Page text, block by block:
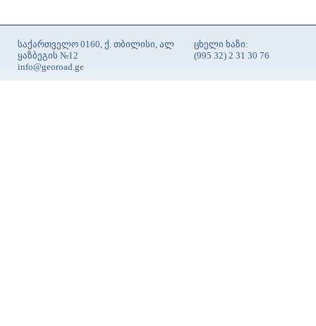
საქართველო 0160, ქ. თბილისი, ალ
ყაზბეგის №12
info@georoad.ge
ცხელი ხაზი:
(995 32) 2 31 30 76